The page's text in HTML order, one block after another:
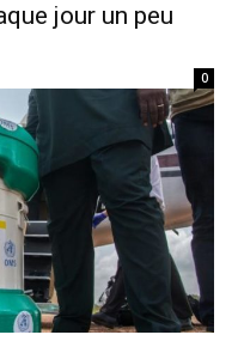
jour un peu
0